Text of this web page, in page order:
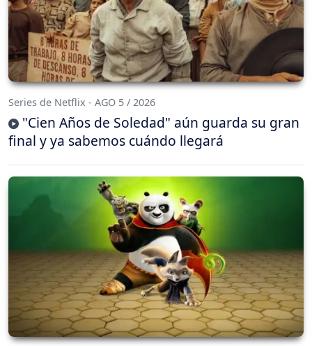
Series de Netflix - AGO 5 / 2026
"Cien Años de Soledad" aún guarda su gran
final y ya sabemos cuándo llegará